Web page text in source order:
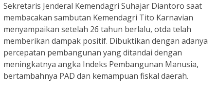
Sekretaris Jenderal Kemendagri Suhajar Diantoro saat
membacakan sambutan Kemendagri Tito Karnavian
menyampaikan setelah 26 tahun berlalu, otda telah
memberikan dampak positif. Dibuktikan dengan adanya
percepatan pembangunan yang ditandai dengan
meningkatnya angka Indeks Pembangunan Manusia,
bertambahnya PAD dan kemampuan fiskal daerah.